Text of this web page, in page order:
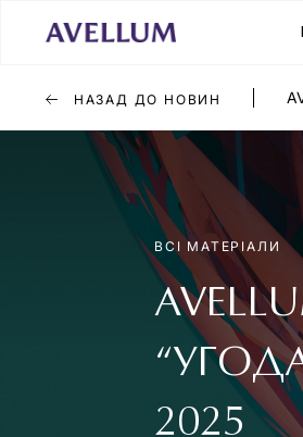
НАЗАД ДО НОВИН
ВСІ МАТЕРІАЛИ
2025